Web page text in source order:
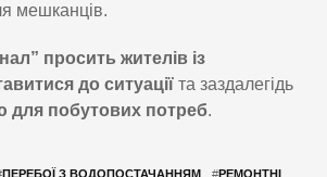
мешканців.
просить жителів із
до ситуації та заздалегідь
для побутових потреб.
ПЕРЕБОЇ З ВОДОПОСТАЧАННЯМ #РЕМОНТНІ